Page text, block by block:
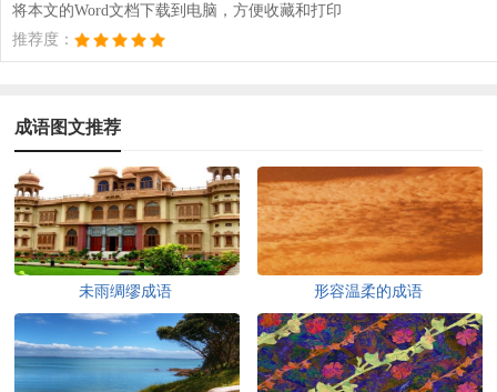
将本文的Word文档下载到电脑，方便收藏和打印
推荐度：
成语图文推荐
未雨绸缪成语 形容温柔的成语